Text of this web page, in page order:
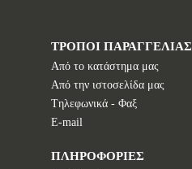
ΤΡΟΠΟΙ ΠΑΡΑΓΓΕΛΙΑΣ
Από το κατάστημα μας
Από την ιστοσελίδα μας
Tηλεφωνικά - Φαξ
E-mail
ΠΛΗΡΟΦΟΡΙΕΣ